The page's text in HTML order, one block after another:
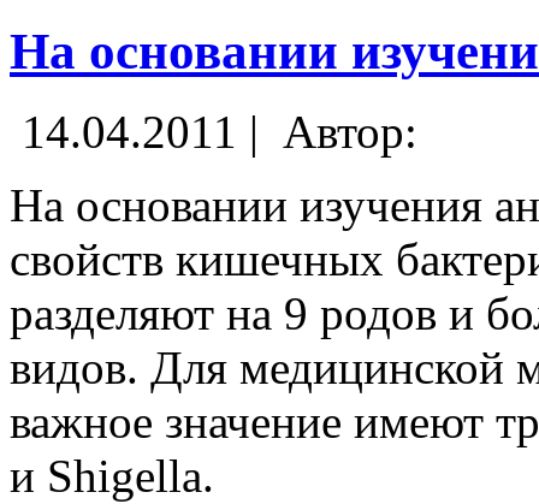
На основании
14.04.2011 | Автор:
На основании изучения
свойств кишечных
разделяют на 9 родов и
видов. Для медицинской
важное значение имеют
и Shigella.